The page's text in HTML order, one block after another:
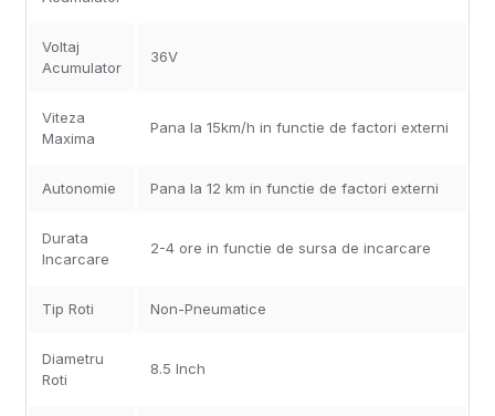
Voltaj
Acumulator
36V
Viteza
Maxima
Pana la 15km/h in functie de factori externi
Autonomie Pana la 12 km in functie de factori externi
Durata
Incarcare
2-4 ore in functie de sursa de incarcare
Tip Roti Non-Pneumatice
Diametru
Roti
8.5 Inch